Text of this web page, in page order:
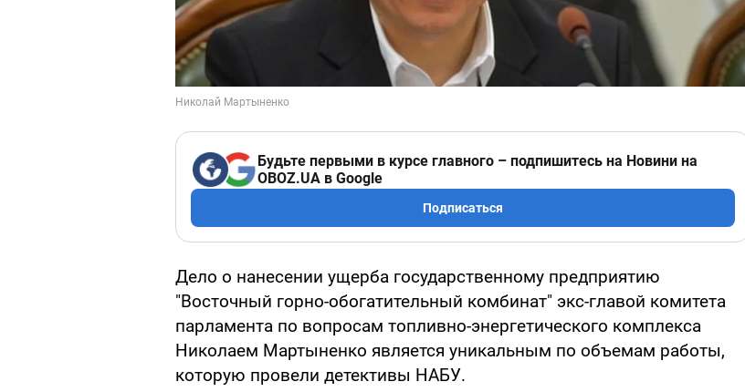
Будьте первыми в курсе главного – подпишитесь на Новини на
OBOZ.UA в Google
Подписаться
Дело о нанесении ущерба государственному предприятию
"Восточный горно-обогатительный комбинат" экс-главой комитета
парламента по вопросам топливно-энергетического комплекса
Николаем Мартыненко является уникальным по объемам работы,
которую провели детективы НАБУ.